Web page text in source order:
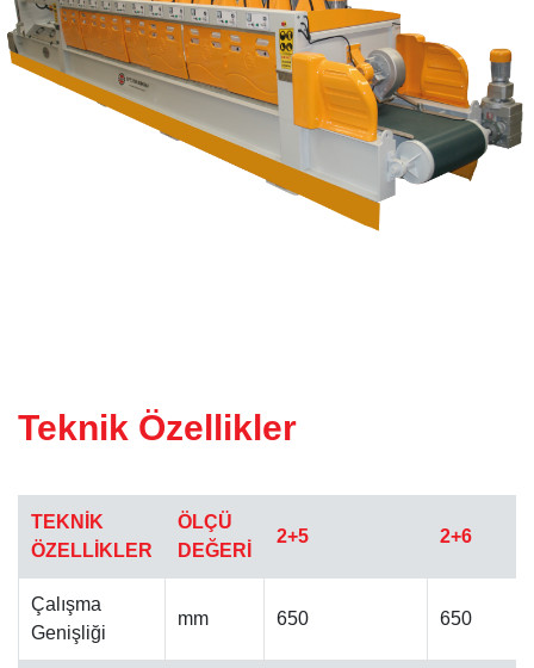
Teknik Özellikler
TEKNİK
ÖZELLİKLER
ÖLÇÜ
DEĞERİ
2+5 2+6
Çalışma
Genişliği
mm 650 650